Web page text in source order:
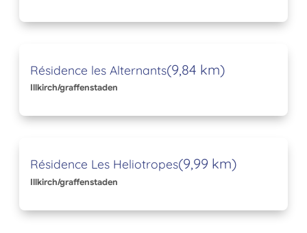
Résidence les Alternants(9,84 km)
Illkirch/graffenstaden
Résidence Les Heliotropes(9,99 km)
Illkirch/graffenstaden